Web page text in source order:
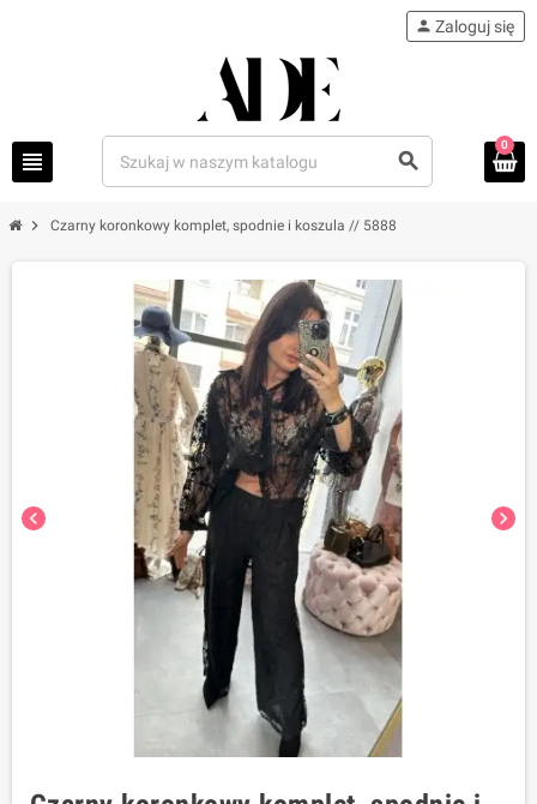
view_headline search
person Zaloguj się
0
chevron_right Czarny koronkowy komplet, spodnie i koszula // 5888
chevron_left chevron_right